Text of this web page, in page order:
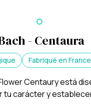
- Centaura
Fabriqué en France
Centaury está
tu carácter y